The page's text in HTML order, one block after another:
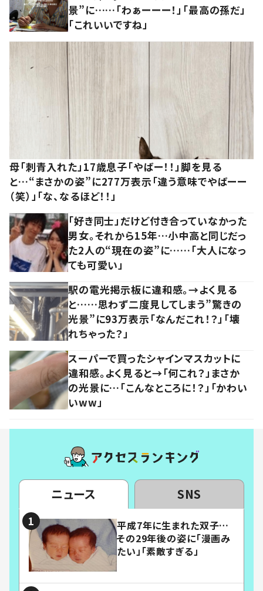
景”に……「わぁーーー！」「最高の孫だ」
「これいいですね」
母「刺青入れた」17歳息子「やばー！！」脚を見る
と…“まさかの姿”に277万表示「違う意味でやばーー
（笑）」「な、なるほど！！」
「好き同士」だけど付き合っていなかった
男女。それから15年…小中高と同じだっ
た2人の“現在の姿”に……「大人になっ
ても可愛い」
駅の電光掲示板に違和感。→よく見る
と……思わず二度見してしまう”驚きの
光景”に93万表示「なんだこれ！？」「壊
れちゃった？」
スーパーで買ったシャインマスカットに
違和感。よく見ると→「何これ？」まさか
の光景に…「こんなところに！？」「かわい
いww」
ニュース SNS
平成7年に生まれた双子…
その29年後の姿に「漫画み
たい」「素敵すぎる」